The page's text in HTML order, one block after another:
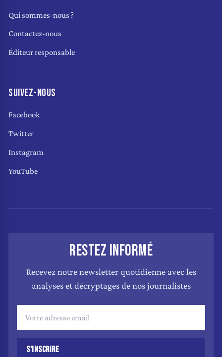
Qui sommes-nous ?
Contactez-nous
Éditeur responsable
SUIVEZ-NOUS
Facebook
Twitter
Instagram
YouTube
RESTEZ INFORMÉ
Recevez notre newsletter quotidienne avec les
analyses et décryptages de nos journalistes
S'INSCRIRE